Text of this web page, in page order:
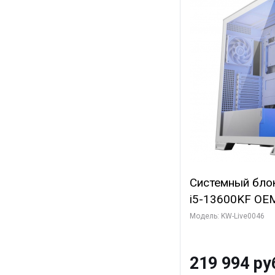
Системный
i5-13600KF
7, C14 8EC/
SSD)
Модель: KW-Live0046
219 994